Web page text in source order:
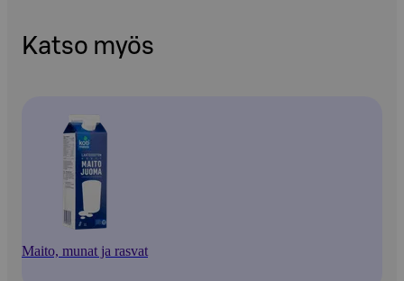
Katso myös
Maito, munat ja rasvat